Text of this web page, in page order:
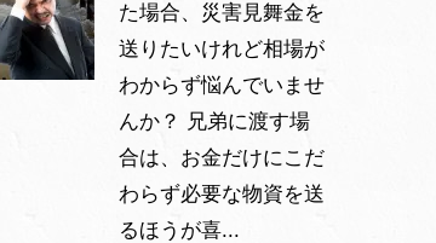
た場合、災害見舞金を
送りたいけれど相場が
わからず悩んでいませ
んか？ 兄弟に渡す場
合は、お金だけにこだ
わらず必要な物資を送
るほうが喜...